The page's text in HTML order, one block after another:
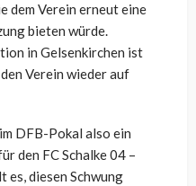
dem Verein erneut eine
bieten würde.
in Gelsenkirchen ist
Verein wieder auf
DFB-Pokal also ein
den FC Schalke 04 –
es, diesen Schwung